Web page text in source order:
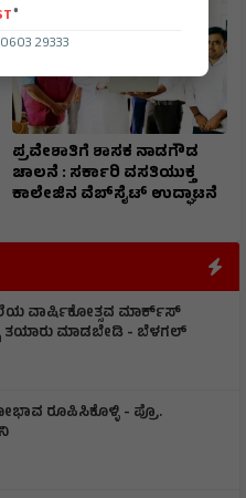
ಪ್ರವೇಶಾತಿಗೆ ಶಾಸಕ ನಾಡಗೌಡ
ಚಾಲನೆ : ಸರ್ಕಾರಿ ವಸತಿಯುಕ್ತ
ಕಾಲೇಜಿನ ವೆಬ್‌ಸೈಟ್ ಉದ್ಘಾಟನೆ
ವಾರ್ಷಿಕೋತ್ಸವ ಮಾರ್ಕ್‌ಸ್‌
ತಯಾರು ಮಾಡಬೇಡಿ - ಬೆಳಗಲ್
ರೂಪಿಸಿಕೊಳ್ಳಿ - ಪ್ರೊ.
®
29333